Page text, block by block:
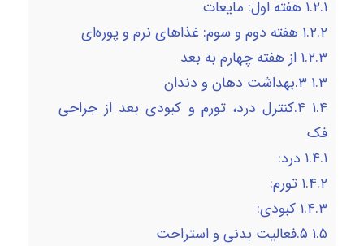
۱.۲.۱ هفته اول: مایعات
۱.۲.۲ هفته دوم و سوم: غذاهای نرم و پوره‌ای
۱.۲.۳ از هفته چهارم به بعد
۱.۳
۱.۴
۴.کنترل درد، تورم و کبودی بعد از جراحی
فک
۱.۴.۱ درد:
۱.۴.۲ تورم:
۱.۴.۳ کبودی:
۱.۵